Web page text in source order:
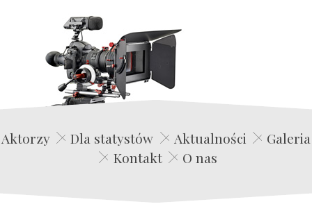
Edwin Film Agencja Aktorska
Aktorzy Dla statystów Aktualności
Galeria
Kontakt
O nas